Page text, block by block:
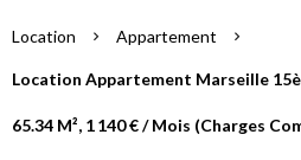
Location Appartement
Location Appartement Marseille
65.34 M², 1 140 € / Mois (Charges